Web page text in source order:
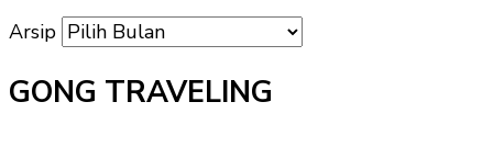
Arsip
GONG TRAVELING